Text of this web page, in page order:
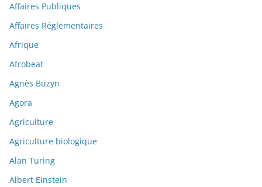
Affaires Publiques
Affaires Réglementaires
Afrique
Afrobeat
Agnès Buzyn
Agora
Agriculture
Agriculture biologique
Alan Turing
Albert Einstein